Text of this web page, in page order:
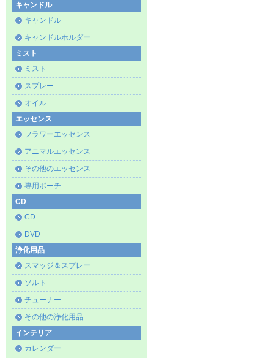
キャンドル
キャンドル
キャンドルホルダー
ミスト
ミスト
スプレー
オイル
エッセンス
フラワーエッセンス
アニマルエッセンス
その他のエッセンス
専用ポーチ
CD
CD
DVD
浄化用品
スマッジ＆スプレー
ソルト
チューナー
その他の浄化用品
インテリア
カレンダー